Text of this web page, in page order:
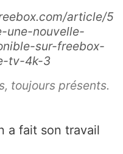
article/5
une-nouvelle-
sur-freebox-
tv-4k-3
toujours présents.
a fait son travail